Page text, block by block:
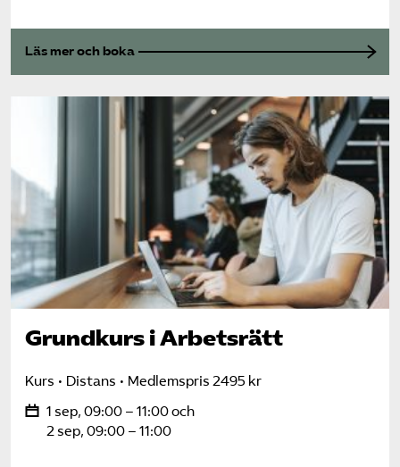
Läs mer och boka
Grundkurs i Arbetsrätt
Kurs Distans
Medlemspris 2495 kr
1 sep, 09:00 – 11:00 och
2 sep, 09:00 – 11:00